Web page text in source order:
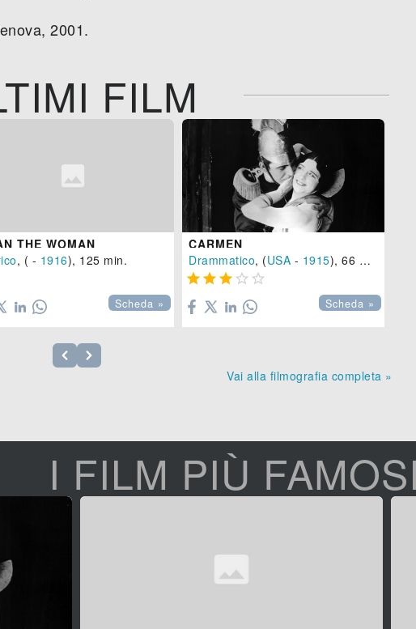
2001.
FILM
THE WOMAN
, ( - 1916), 125 min.
Scheda »
CARMEN
Drammatico, (USA - 1915), 66 min.
    
Scheda »
Vai alla filmografia completa »
I FILM PIÙ